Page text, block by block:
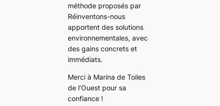
méthode proposés par
Réinventons-nous
apportent des solutions
environnementales, avec
des gains concrets et
immédiats.
Merci à Marina de Toiles
de l’Ouest pour sa
confiance !